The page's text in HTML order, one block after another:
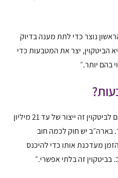
נוצר כדי לתת מענה בדיוק
הביטקוין, יצר את המטבעות כדי
בהם יותר.״
״זה יותר בביטקויין. אחד הפרמטים לביטקוין זה ייצור של עד 21 מיליון
בארה״ב יש חוק לכמה חוב
מעדכנת אותו כדי להיכנס
זה בלתי אפשרי.״